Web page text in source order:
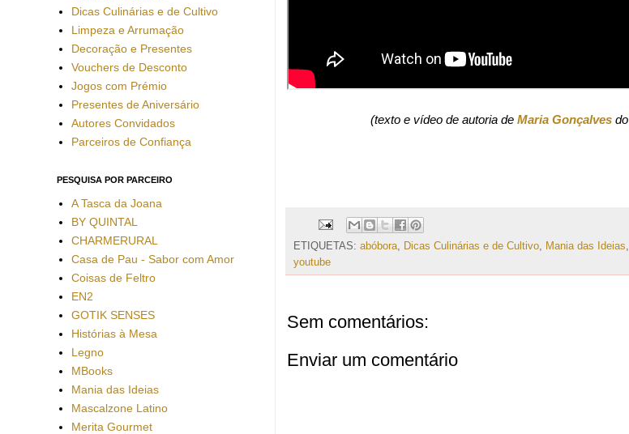
(texto e vídeo de autoria de Maria Gonçalves do
ETIQUETAS: abóbora Dicas Culinárias e de Cultivo Mania das Ideias
youtube
Sem comentários:
Enviar um comentário
Dicas Culinárias e de Cultivo
Limpeza e Arrumação
Decoração e Presentes
Vouchers de Desconto
Jogos com Prémio
Presentes de Aniversário
Autores Convidados
Parceiros de Confiança
PESQUISA POR PARCEIRO
A Tasca da Joana
BY QUINTAL
CHARMERURAL
Casa de Pau - Sabor com Amor
Coisas de Feltro
EN2
GOTIK SENSES
Histórias à Mesa
Legno
MBooks
Mania das Ideias
Mascalzone Latino
Merita Gourmet